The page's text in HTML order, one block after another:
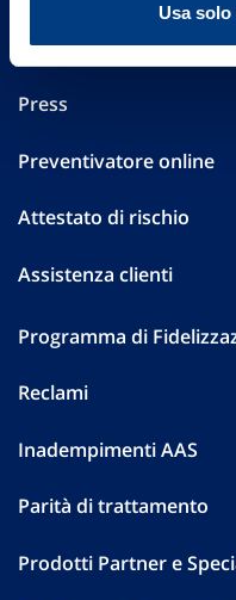
Usa
Performances
Press
Preventivatore online
Attestato di rischio
Assistenza clienti
Programma di
Reclami
Inadempimenti AAS
Parità di trattamento
Prodotti Partner e